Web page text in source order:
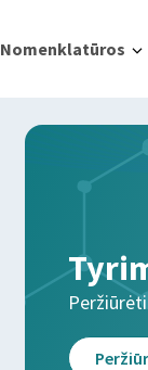
Nomenklatūros